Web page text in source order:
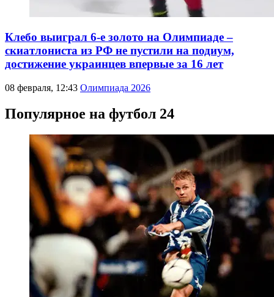
Клебо выиграл 6-е золото на Олимпиаде –
скиатлониста из РФ не пустили на подиум,
достижение украинцев впервые за 16 лет
08 февраля, 12:43 Олимпиада 2026
Популярное на футбол 24